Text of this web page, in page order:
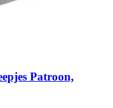
Patroon,